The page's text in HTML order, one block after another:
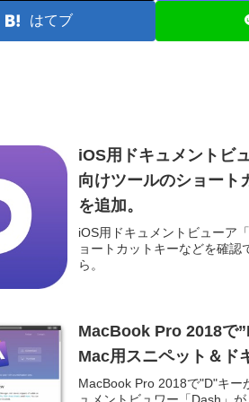
はてブ
iOS用ドキュメントビ
向けツールのショート
を追加。
iOS用ドキュメントビューア
ョートカットキーなどを確
ら。
MacBook Pro 2018で
Mac用スニペット＆ド
MacBook Pro 2018で"D"キー